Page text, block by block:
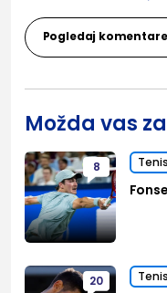
Pogledaj komentare
Možda vas
8 Tenis
20 Tenis